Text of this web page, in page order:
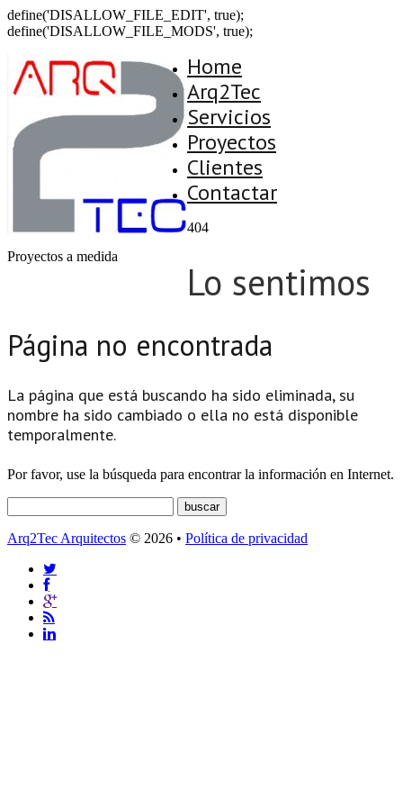
define('DISALLOW_FILE_EDIT', true);
define('DISALLOW_FILE_MODS', true);
Proyectos a medida
Home
Arq2Tec
Servicios
Proyectos
Clientes
Contactar
404
Lo sentimos
Página no encontrada
La página que está buscando ha sido eliminada, su
nombre ha sido cambiado o ella no está disponible
temporalmente.
Por favor, use la búsqueda para encontrar la información en Internet.
Arq2Tec Arquitectos © 2026 • Política de privacidad